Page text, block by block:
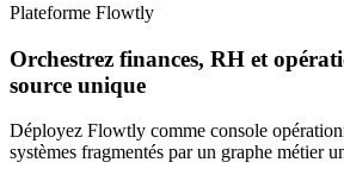
Plateforme Flowtly
Orchestrez finances, RH et
source unique
Déployez Flowtly comme console
systèmes fragmentés par un graphe métier